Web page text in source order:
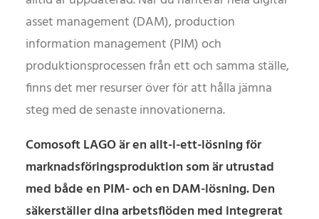
asset management (DAM), production
information management (PIM) och
produktionsprocessen från ett och samma ställe,
finns det mer resurser över för att hålla jämna
steg med de senaste innovationerna.
Comosoft LAGO är en allt-i-ett-lösning för
marknadsföringsproduktion som är utrustad
med både en PIM- och en DAM-lösning. Den
säkerställer dina arbetsflöden med integrerat